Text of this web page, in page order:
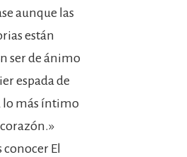
aunque las
están
ser de ánimo
espada de
lo más íntimo
conocer El